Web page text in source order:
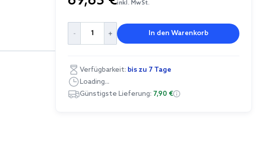
inkl. MwSt.
In den Warenkorb
Verfügbarkeit: bis zu 7 Tage
Loading...
Günstigste Lieferung: 7,90 €